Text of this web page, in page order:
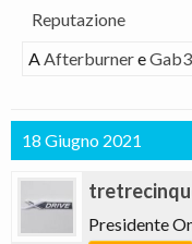
vmax e lo 0-100
Non capisco
Reputazione
AAfterburnere
18 Giugno 2021
Presidente